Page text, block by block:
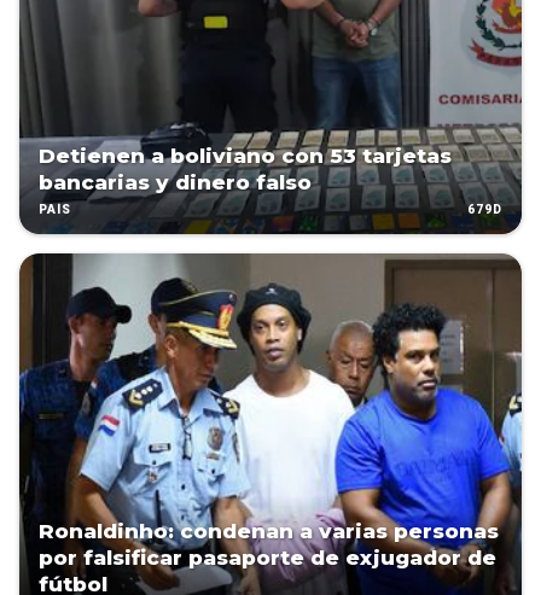
Detienen a boliviano con 53 tarjetas
bancarias y dinero falso
PAÍS 679D
Ronaldinho: condenan a varias personas
por falsificar pasaporte de exjugador de
fútbol